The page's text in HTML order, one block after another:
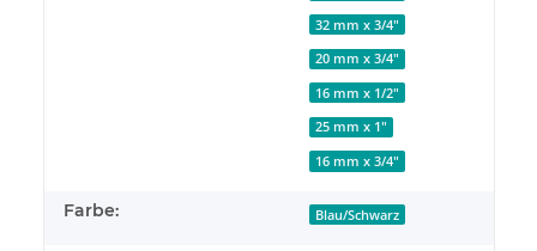
32 mm x 3/4"
20 mm x 3/4"
16 mm x 1/2"
25 mm x 1"
16 mm x 3/4"
Farbe: Blau/Schwarz